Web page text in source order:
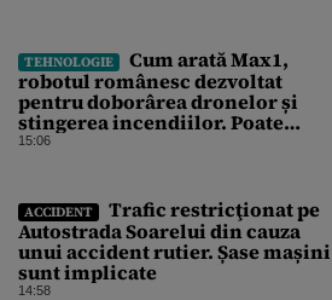
TEHNOLOGIE
Cum arată Max1,
robotul românesc dezvoltat
pentru doborârea dronelor și
stingerea incendiilor. Poate
transporta încărcături de până la
15:06
ACCIDENT
Trafic restricţionat pe
Autostrada Soarelui din cauza
unui accident rutier. Șase mașini
sunt implicate
14:58